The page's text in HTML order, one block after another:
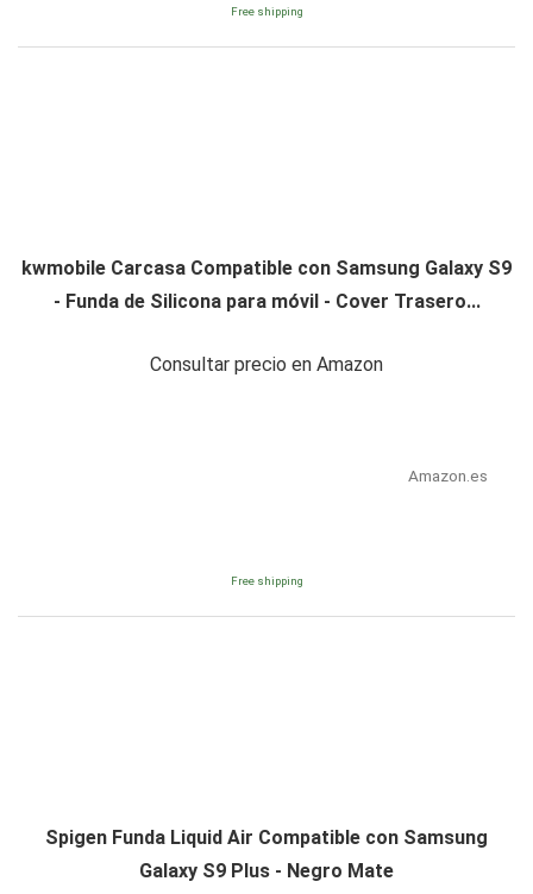
Free shipping
kwmobile Carcasa Compatible con Samsung Galaxy S9
- Funda de Silicona para móvil - Cover Trasero...
Consultar precio en Amazon
Amazon.es
Free shipping
Spigen Funda Liquid Air Compatible con Samsung
Galaxy S9 Plus - Negro Mate